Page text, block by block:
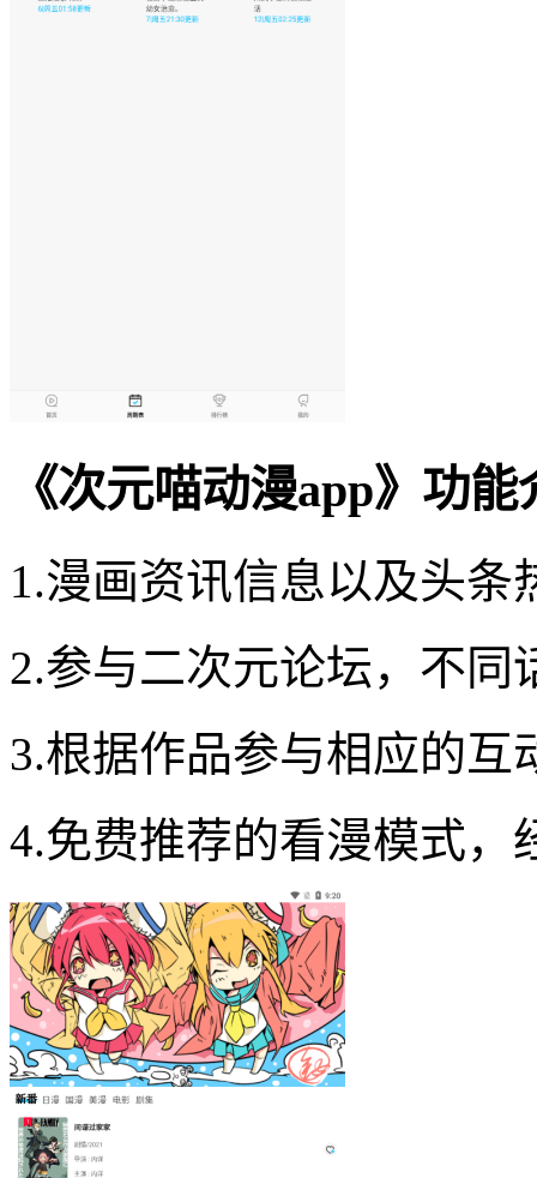
《次元喵动漫app》功
1.漫画资讯信息以及头条
2.参与二次元论坛，不同
3.根据作品参与相应的
4.免费推荐的看漫模式，